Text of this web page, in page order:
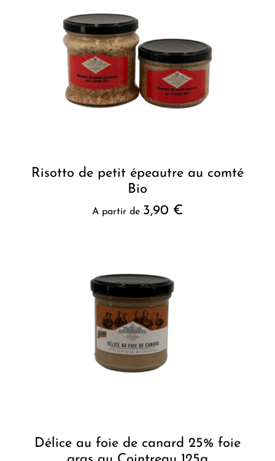
Risotto de petit épeautre au comté
Bio
A partir de 3,90 €
Délice au foie de canard 25% foie